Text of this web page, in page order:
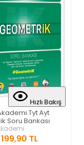
Hızlı Bakış
Tyt Ayt
Soru Bankası
199,90 TL